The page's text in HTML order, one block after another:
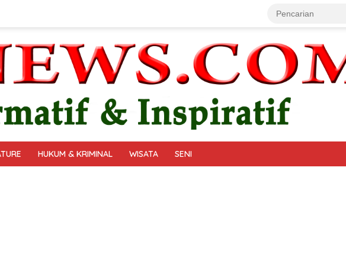
HUKUM & KRIMINAL WISATA SENI